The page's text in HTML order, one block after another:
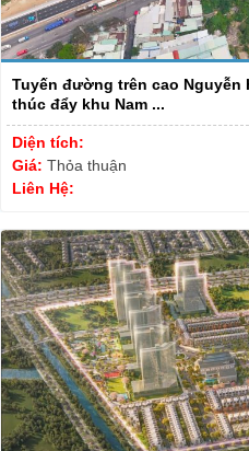
Tuyến đường trên cao Nguyễn
thúc đẩy khu Nam ...
Diện tích:
Giá: Thỏa thuận
Liên Hệ: